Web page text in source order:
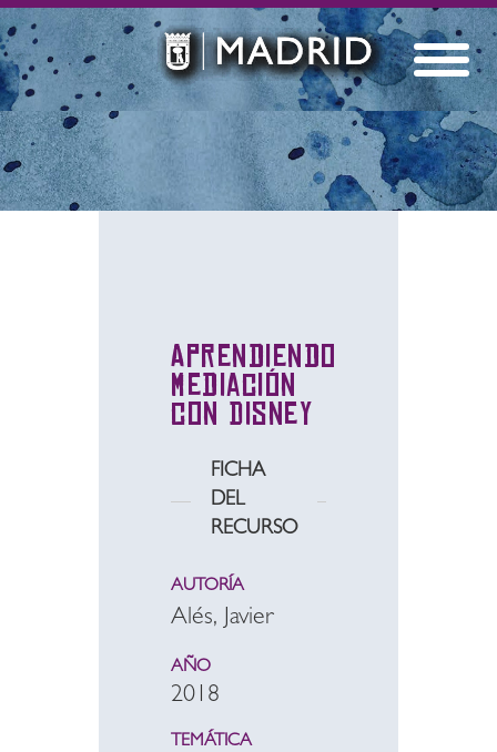
Aprendiendo
mediación
con Disney
FICHA
DEL
RECURSO
AUTORÍA
Alés, Javier
AÑO
2018
TEMÁTICA